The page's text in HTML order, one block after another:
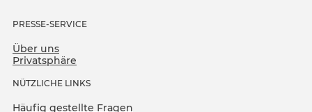
PRESSE-SERVICE
Über uns
Privatsphäre
NÜTZLICHE LINKS
Häufig gestellte Fragen